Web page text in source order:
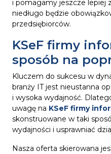
i pomagamy jeszcze lepiej
niedługo będzie
przedsiębiorców.
KSeF firmy
sposób na
Kluczem do sukcesu w
branży IT jest nieustanna
i wysoka wydajność.
uwagę na KSeF firmy
skonstruowane w taki
wydajności i usprawniać
Nasza oferta skierowana